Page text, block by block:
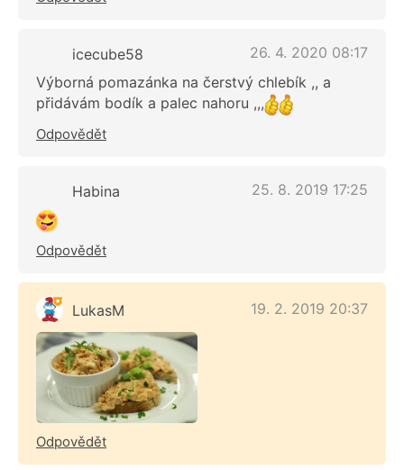
icecube58
26. 4. 2020 08:17
Výborná pomazánka na čerstvý chlebík ,, a
přidávám bodík a palec nahoru ,,,
Odpovědět
Habina 25. 8. 2019 17:25
Odpovědět
LukasM 19. 2. 2019 20:37
Odpovědět